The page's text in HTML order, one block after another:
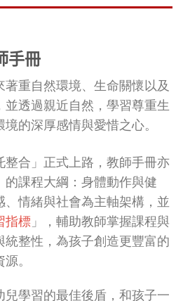
手冊
著重自然環境、生命關懷以及
透過親近自然，學習尊重生
的深厚感情與愛惜之心。
整合」正式上路，教師手冊亦
的課程大綱：身體動作與健
、情緒與社會為主軸架構，並
指標 」，輔助教師掌握課程與
統整性，為孩子創造更豐富的
。
兒學習的最佳後盾，和孩子一